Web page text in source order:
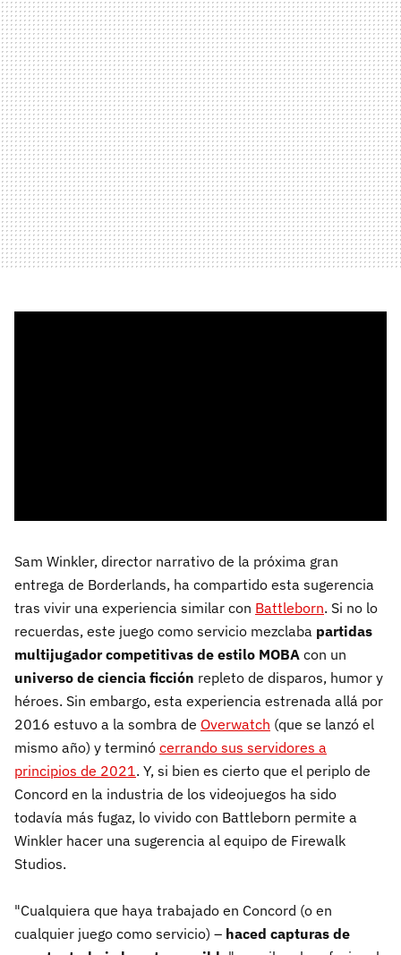
Sam Winkler, director narrativo de la próxima gran
entrega de Borderlands, ha compartido esta sugerencia
tras vivir una experiencia similar con Battleborn. Si no lo
recuerdas, este juego como servicio mezclaba partidas
multijugador competitivas de estilo MOBA con un
universo de ciencia ficción repleto de disparos, humor y
héroes. Sin embargo, esta experiencia estrenada allá por
2016 estuvo a la sombra de Overwatch (que se lanzó el
mismo año) y terminó cerrando sus servidores a
principios de 2021. Y, si bien es cierto que el periplo de
Concord en la industria de los videojuegos ha sido
todavía más fugaz, lo vivido con Battleborn permite a
Winkler hacer una sugerencia al equipo de Firewalk
Studios.
"Cualquiera que haya trabajado en Concord (o en
cualquier juego como servicio) – haced capturas de